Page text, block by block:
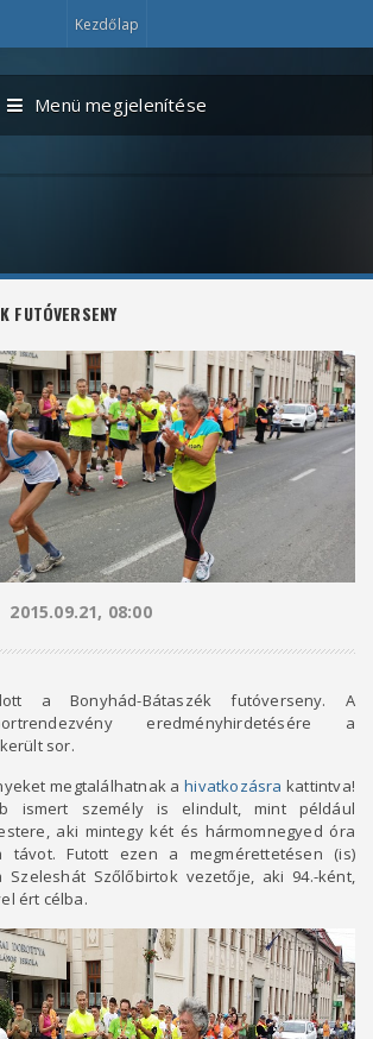
Kezdőlap
Menü megjelenítése
FUTÓVERSENY
2015.09.21, 08:00
a Bonyhád-Bátaszék futóverseny. A
eredményhirdetésére a
sor.
megtalálhatnak ahivatkozásra kattintva!
ismert személy is elindult, mint például
aki mintegy két és hármomnegyed óra
távot. Futott ezen a megmérettetésen (is)
Szeleshát Szőlőbirtok vezetője, aki 94.-ként,
ért célba.